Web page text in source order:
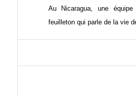
Au Nicaragua, une
feuilleton qui parle de la vie